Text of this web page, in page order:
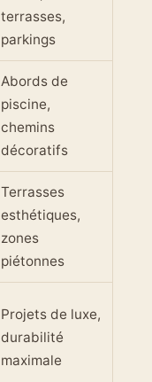
terrasses,
parkings
Abords de
piscine,
chemins
décoratifs
Terrasses
esthétiques,
zones
piétonnes
Projets de luxe,
durabilité
maximale